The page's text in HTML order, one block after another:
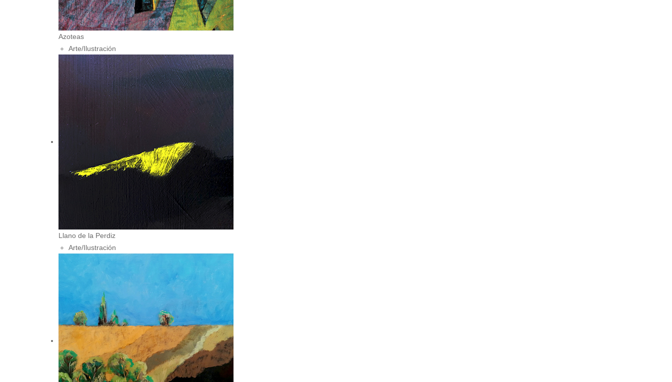
Azoteas
Arte/Ilustración
Llano de la Perdiz
Arte/Ilustración